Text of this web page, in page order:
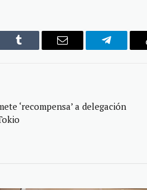
Tumblr Email Telegram
‘recompensa’ a delegación